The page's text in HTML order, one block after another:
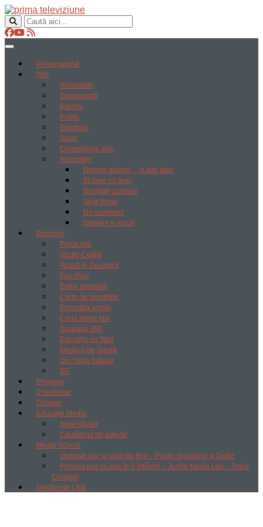
Prima pagină
Știri
Actualitate
Evenimente
Interviu
Politic
Electoral
Sport
Comentariul zilei
Reportaje
Despre afaceri… și alte taxe
Fii bine cu tine!
Bunătăți culinare
Vești Bune
No comment
Oameni si locuri
Emisiuni
Prima oră
Vocile Cetății
Acasă în Diaspora
Fair-Play
Ediție specială
Carte de Identitate
Povestea vorbei
Cerul dintre Noi
Suceava 360
Educație cu Ștaif
Medicul de Gardă
Din Vatra Satului
3G
Program
Chestionar
Contact
Educație Media
Nivel starter
Căutătorul de adevăr
Media School
Vorbești clar și sigur pe tine – Public Speaking și Dicție
Progres pas cu pas în 5 întâlniri – Junior Media Lab – Track
Complet
Urmărește LIVE